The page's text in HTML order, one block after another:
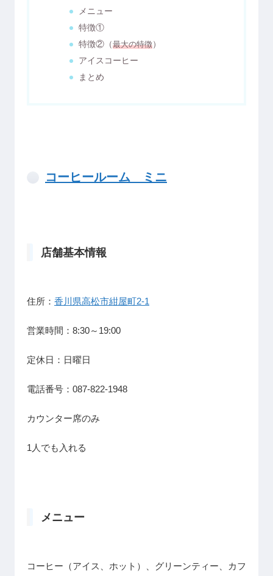
メニュー
特徴①
特徴②（最大の特徴）
アイスコーヒー
まとめ
コーヒールーム ミニ
店舗基本情報
住所： 香川県高松市紺屋町2-1
営業時間：8:30～19:00
定休日：日曜日
電話番号：087-822-1948
カウンター席のみ
1人でも入れる
メニュー
コーヒー（アイス、ホット）、グリーンティー、カフ